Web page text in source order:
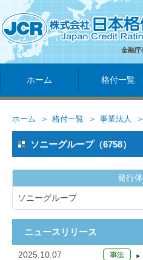
金融
ホーム 格付一覧
ホーム 格付一覧 事業法人
ソニーグループ（6758）
発行体
ソニーグループ
ニュースリリース
2025.10.07